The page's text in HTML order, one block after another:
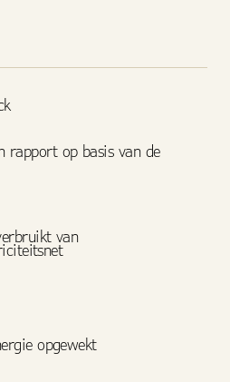
rapport op basis van de
van
opgewekt